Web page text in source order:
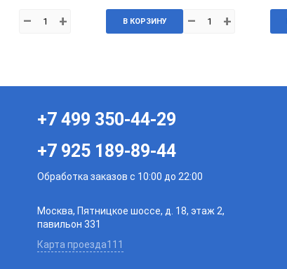
– + В КОРЗИНУ – +
+7 499 350-44-29
+7 925 189-89-44
Обработка заказов с 10:00 до 22:00
Москва, Пятницкое шоссе, д. 18, этаж 2,
павильон 331
Карта проезда111